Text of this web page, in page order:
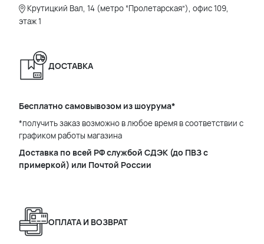
Крутицкий Вал, 14 (метро “Пролетарская”), офис 109,
этаж 1
ДОСТАВКА
Бесплатно самовывозом из шоурума*
*получить заказ возможно в любое время в соответствии с
графиком работы магазина
Доставка по всей РФ службой СДЭК (до ПВЗ с
примеркой) или Почтой России
ОПЛАТА И ВОЗВРАТ